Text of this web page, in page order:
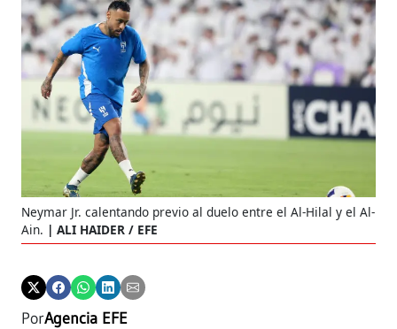
Neymar Jr. calentando previo al duelo entre el Al-Hilal y el Al-
Ain.
ALI HAIDER / EFE
PorAgencia EFE